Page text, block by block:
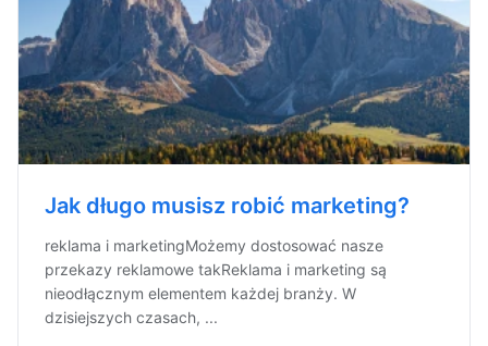
Jak długo musisz robić marketing?
reklama i marketingMożemy dostosować nasze
przekazy reklamowe takReklama i marketing są
nieodłącznym elementem każdej branży. W
dzisiejszych czasach, ...